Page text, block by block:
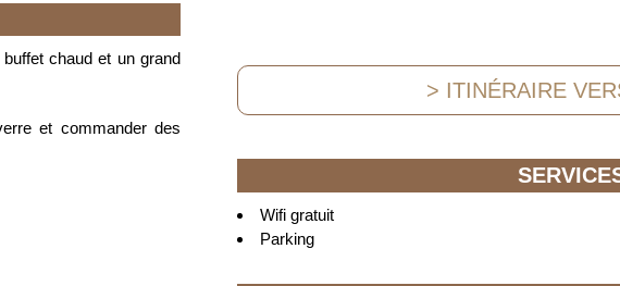
chaud et un grand
et commander des
> ITINÉRAIRE
Wifi gratuit
Parking